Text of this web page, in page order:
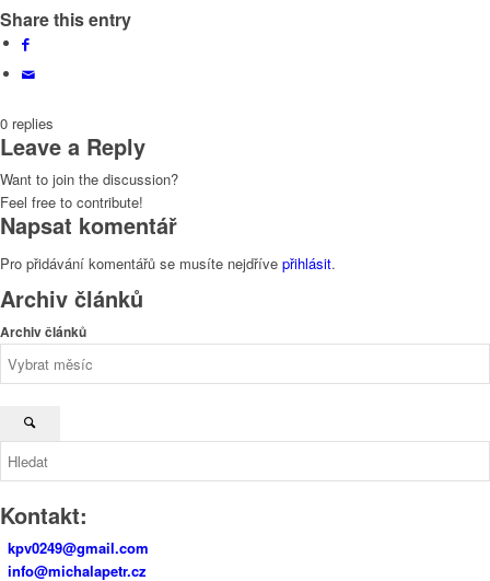
Share this entry
0 replies
Leave a Reply
Want to join the discussion?
Feel free to contribute!
Napsat komentář
Pro přidávání komentářů se musíte nejdříve přihlásit.
Archiv článků
Archiv článků
Kontakt:
kpv0249@gmail.com
info@michalapetr.cz